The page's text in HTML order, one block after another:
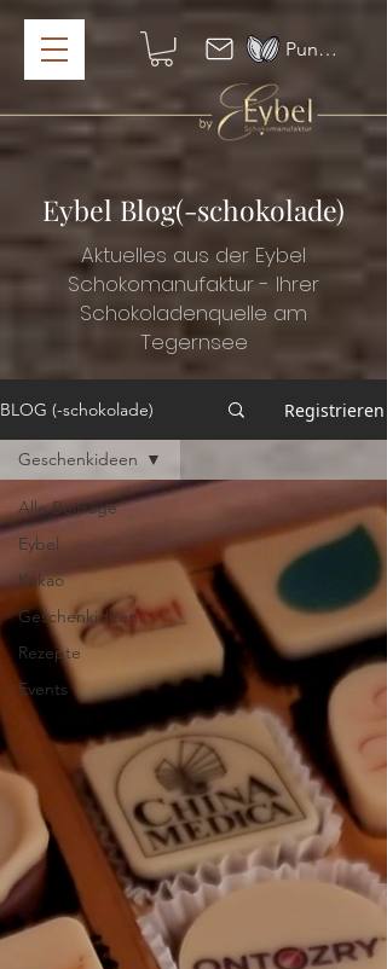
Punkte ansehen
Eybel Blog(-schokolade)
Aktuelles aus der Eybel
Schokomanufaktur - Ihrer
Schokoladenquelle am
Tegernsee
BLOG (-schokolade) Registrieren
Alle Beiträge
Eybel
Kakao
Geschenkideen
Rezepte
Events
Geschenkideen